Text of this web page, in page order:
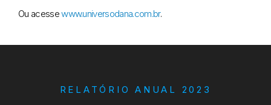
Ou acessewww.universodana.com.br.
RELATÓRIO ANUAL 2023